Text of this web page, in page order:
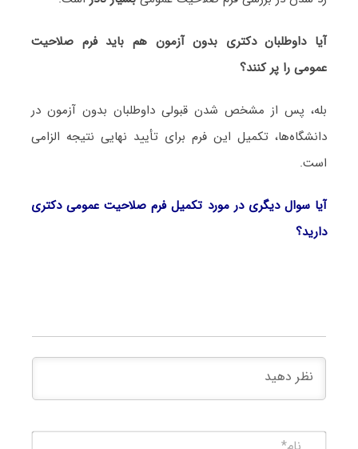
آیا داوطلبان دکتری بدون آزمون هم باید فرم صلاحیت
عمومی را پر کنند؟
بله، پس از مشخص شدن قبولی داوطلبان بدون آزمون در
دانشگاه‌ها، تکمیل این فرم برای تأیید نهایی نتیجه الزامی
است.
آیا سوال دیگری در مورد تکمیل فرم صلاحیت عمومی دکتری
دارید؟